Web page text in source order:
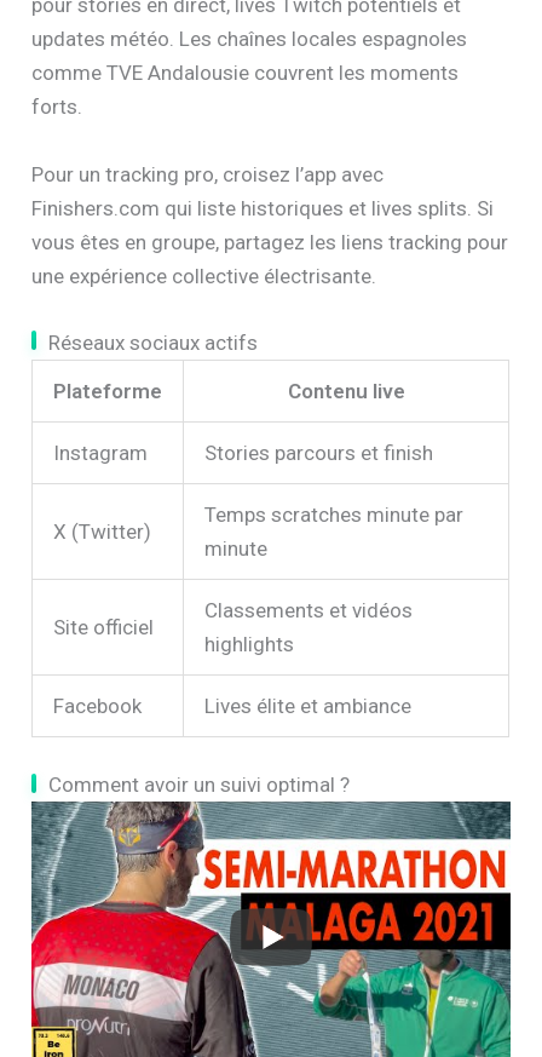
pour stories en direct, lives Twitch potentiels et
updates météo. Les chaînes locales espagnoles
comme TVE Andalousie couvrent les moments
forts.
Pour un tracking pro, croisez l’app avec
Finishers.com qui liste historiques et lives splits. Si
vous êtes en groupe, partagez les liens tracking pour
une expérience collective électrisante.
Réseaux sociaux actifs
Plateforme
Contenu live
Instagram Stories parcours et finish
X (Twitter)
Temps scratches minute par
minute
Site officiel
Classements et vidéos
highlights
Facebook Lives élite et ambiance
Comment avoir un suivi optimal ?